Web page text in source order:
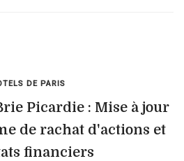
DE PARIS
Picardie : Mise à jour
de rachat d'actions et
financiers